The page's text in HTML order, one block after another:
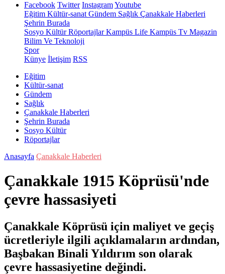
Facebook Twitter InstagramYoutube
Eğitim Kültür-sanat Gündem Sağlık Çanakkale Haberleri
Şehrin Burada
Sosyo KültürRöportajlarKampüs Life Kampüs Tv Magazin
Bilim Ve Teknoloji
Spor
Künye İletişim RSS
Eğitim
Kültür-sanat
Gündem
Sağlık
Çanakkale Haberleri
Şehrin Burada
Sosyo Kültür
Röportajlar
Anasayfa Çanakkale Haberleri
Çanakkale 1915 Köprüsü'nde
çevre hassasiyeti
Çanakkale Köprüsü için maliyet ve geçiş
ücretleriyle ilgili açıklamaların ardından,
Başbakan Binali Yıldırım son olarak
çevre hassasiyetine değindi.